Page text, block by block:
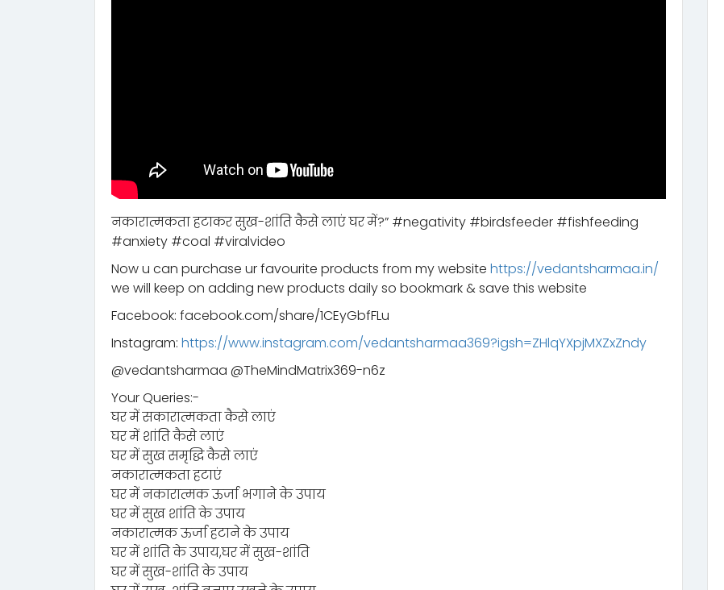
नकारात्मकता हटाकर सुख-शांति कैसे लाएं घर में?” #negativity #birdsfeeder #fishfeeding
#anxiety #coal #viralvideo
Now u can purchase ur favourite products from my website https://vedantsharmaa.in/
we will keep on adding new products daily so bookmark & save this website
Facebook: facebook.com/share/1CEyGbfFLu
Instagram: https://www.instagram.com/vedantsharmaa369?igsh=ZHlqYXpjMXZxZndy
‪@vedantsharmaa‬ ‪@TheMindMatrix369-n6z‬
Your Queries:-
घर में सकारात्मकता कैसे लाएं
घर में शांति कैसे लाएं
घर में सुख समृद्धि कैसे लाएं
नकारात्मकता हटाएं
घर में नकारात्मक ऊर्जा भगाने के उपाय
घर में सुख शांति के उपाय
नकारात्मक ऊर्जा हटाने के उपाय
घर में शांति के उपाय,घर में सुख-शांति
घर में सुख-शांति के उपाय